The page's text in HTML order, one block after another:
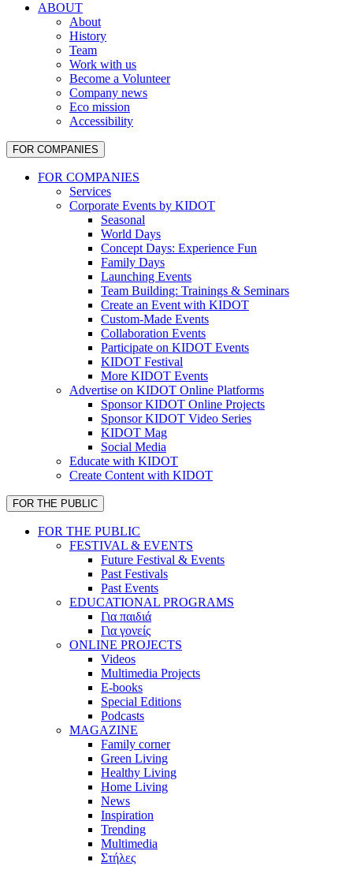
ABOUT
About
History
Team
Work with us
Become a Volunteer
Company news
Eco mission
Accessibility
FOR COMPANIES
FOR COMPANIES
Services
Corporate Events by KIDOT
Seasonal
World Days
Concept Days: Experience Fun
Family Days
Launching Events
Team Building: Trainings & Seminars
Create an Event with KIDOT
Custom-Made Events
Collaboration Events
Participate on KIDOT Events
KIDOT Festival
More KIDOT Events
Advertise on KIDOT Online Platforms
Sponsor KIDOT Online Projects
Sponsor KIDOT Video Series
KIDOT Mag
Social Media
Educate with KIDOT
Create Content with KIDOT
FOR THE PUBLIC
FOR THE PUBLIC
FESTIVAL & EVENTS
Future Festival & Events
Past Festivals
Past Events
EDUCATIONAL PROGRAMS
Για παιδιά
Για γονείς
ONLINE PROJECTS
Videos
Multimedia Projects
E-books
Special Editions
Podcasts
MAGAZINE
Family corner
Green Living
Healthy Living
Home Living
News
Inspiration
Trending
Multimedia
Στήλες